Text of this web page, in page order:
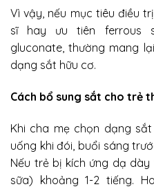
Vì vậy, nếu mục tiêu điều
sĩ hay ưu tiên ferrous
gluconate, thường mang
dạng sắt hữu cơ.
Cách bổ sung sắt cho trẻ
Khi cha mẹ chọn dạng
uống khi đói, buổi sáng
Nếu trẻ bị kích ứng dạ
sữa) khoảng 1-2 tiếng.